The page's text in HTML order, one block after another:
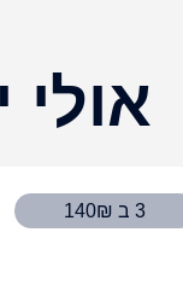
אולי
3 ב 140₪